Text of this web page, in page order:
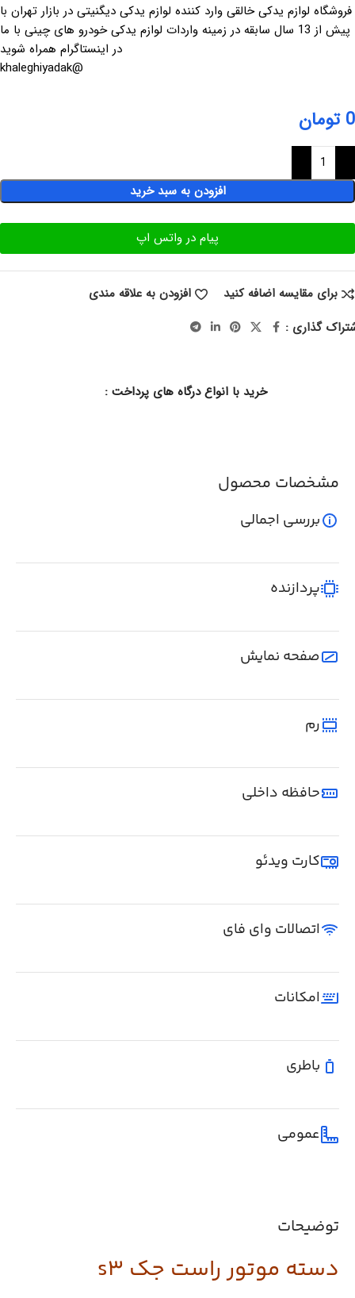
فروشگاه لوازم یدکی خالقی وارد کننده لوازم یدکی دیگنیتی در بازار تهران با
پیش از 13 سال سابقه در زمینه واردات لوازم یدکی خودرو های چینی با ما
در اینستاگرام همراه شوید
@khaleghiyadak
0 تومان
افزودن به سبد خرید
پیام در واتس اپ
برای مقایسه اضافه کنید
افزودن به علاقه مندی
گذاری :
خرید با انواع درگاه های پرداخت :
توضیحات
دسته موتور راست جک s3
مشخصات محصول
بررسی اجمالی
پردازنده
صفحه نمایش
رم
حافظه داخلی
کارت ویدئو
اتصالات وای فای
امکانات
باطری
عمومی